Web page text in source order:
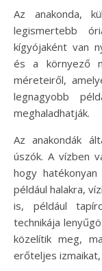
Az anakonda,
legismertebb
kígyójaként van
és a környező
méreteiről,
legnagyobb
meghaladhatják.
Az anakondák
úszók. A vízben
hogy
például halakra,
is, például
technikája
közelítik meg,
erőteljes